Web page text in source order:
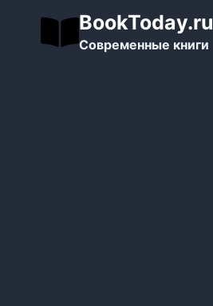
содержимому
BookToday.ru
Современные книги